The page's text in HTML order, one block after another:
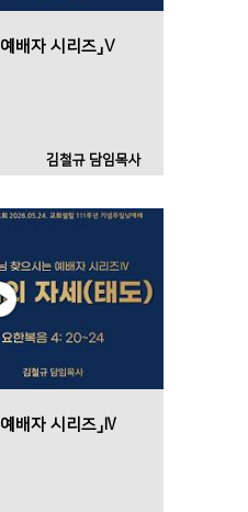
배자 시리즈」Ⅴ
김철규 담임목사
배자 시리즈」Ⅳ